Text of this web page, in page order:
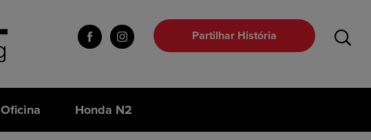
Partilhar História
Oficina Honda N2